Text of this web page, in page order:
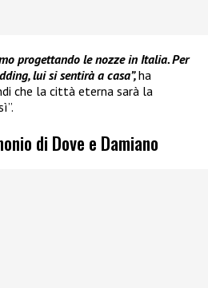
progettando le nozze in Italia. Per
lui si sentirà a casa”,ha
che la città eterna sarà la
di Dove e Damiano